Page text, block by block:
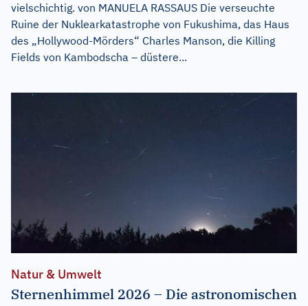
vielschichtig. von MANUELA RASSAUS Die verseuchte
Ruine der Nuklearkatastrophe von Fukushima, das Haus
des „Hollywood-Mörders“ Charles Manson, die Killing
Fields von Kambodscha – düstere...
Natur & Umwelt
Sternenhimmel 2026 – Die astronomischen